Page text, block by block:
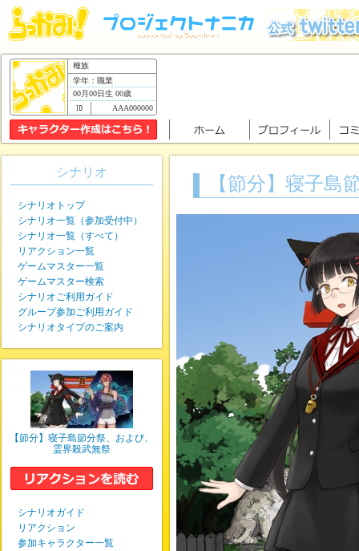
種族
学年：職業
00月00日生 00歳
AAA000000
【節分】寝子島
シナリオ
シナリオトップ
シナリオ一覧（参加受付中）
シナリオ一覧（すべて）
リアクション一覧
ゲームマスター一覧
ゲームマスター検索
シナリオご利用ガイド
グループ参加ご利用ガイド
シナリオタイプのご案内
【節分】寝子島節分祭、および、
霊界殺武無祭
シナリオガイド
リアクション
参加キャラクター一覧